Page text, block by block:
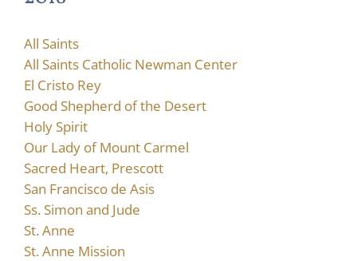
All Saints
All Saints Catholic Newman Center
El Cristo Rey
Good Shepherd of the Desert
Holy Spirit
Our Lady of Mount Carmel
Sacred Heart, Prescott
San Francisco de Asis
Ss. Simon and Jude
St. Anne
St. Anne Mission